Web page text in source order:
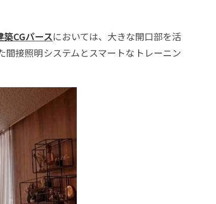
築CGパースにおいては、大きな開口部を活
接照明システムとスマートなトレーニン